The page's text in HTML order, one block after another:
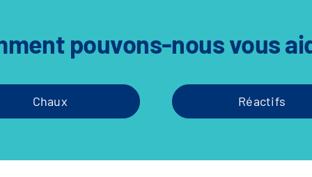
pouvons-nous vous
Chaux Réactifs